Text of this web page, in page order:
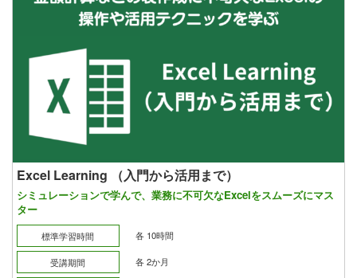
Excel Learning （入門から活用まで）
シミュレーションで学んで、業務に不可欠なExcelをスムーズにマス
ター
標準学習時間 各 10時間
受講期間 各 2か月